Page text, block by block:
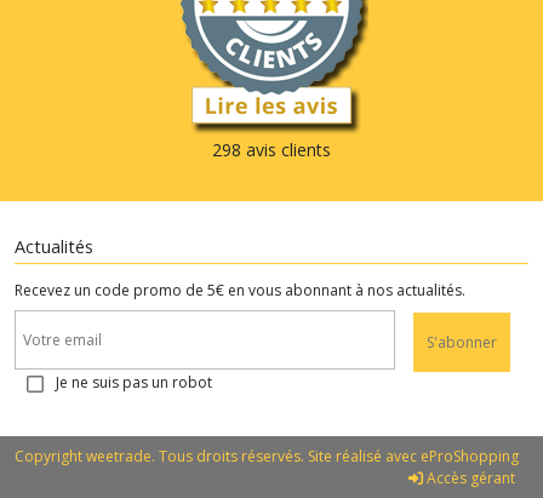
298 avis clients
Actualités
Recevez un code promo de 5€ en vous abonnant à nos actualités.
S'abonner
Je ne suis pas un robot
Copyright weetrade. Tous droits réservés. Site réalisé avec eProShopping
Accès gérant